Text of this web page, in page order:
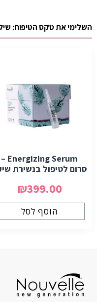
השלימי את טקס הטיפוח:
Energizing Serum –
סרום לטיפול בנשירת
₪399.00
הוסף לסל